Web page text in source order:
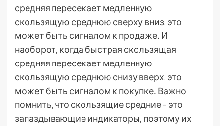
средняя пересекает медленную
скользящую среднюю сверху вниз, это
может быть сигналом к продаже․ И
наоборот, когда быстрая скользящая
средняя пересекает медленную
скользящую среднюю снизу вверх, это
может быть сигналом к покупке․ Важно
помнить, что скользящие средние – это
запаздывающие индикаторы, поэтому их